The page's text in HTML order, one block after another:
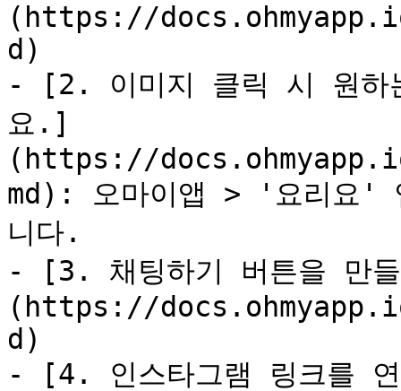
(https://
d)
- [2. 이미지 클릭 시 원하
요.]
(https://
md): 오마이앱 > '요리요'
니다.
- [3. 채팅하기 버튼을 만
(https://
d)
- [4. 인스타그램 링크를